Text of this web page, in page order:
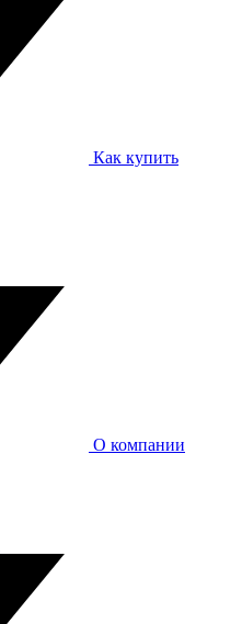
Как купить
О компании